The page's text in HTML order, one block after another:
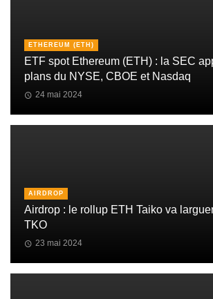
ETHEREUM (ETH)
ETF spot Ethereum (ETH) : la SEC
plans du NYSE, CBOE et Nasdaq
24 mai 2024
AIRDROP
Airdrop : le rollup ETH Taiko va
TKO
23 mai 2024